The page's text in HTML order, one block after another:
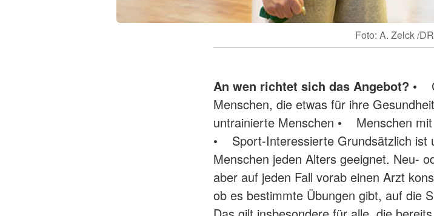
Foto: A. Zelck /
An wen richtet sich das Angebot? •
Menschen, die etwas für ihre
untrainierte Menschen • Menschen mit
• Sport-Interessierte Grundsätzlich ist
Menschen jeden Alters geeignet. Neu-
aber auf jeden Fall vorab einen Arzt
ob es bestimmte Übungen gibt, auf die